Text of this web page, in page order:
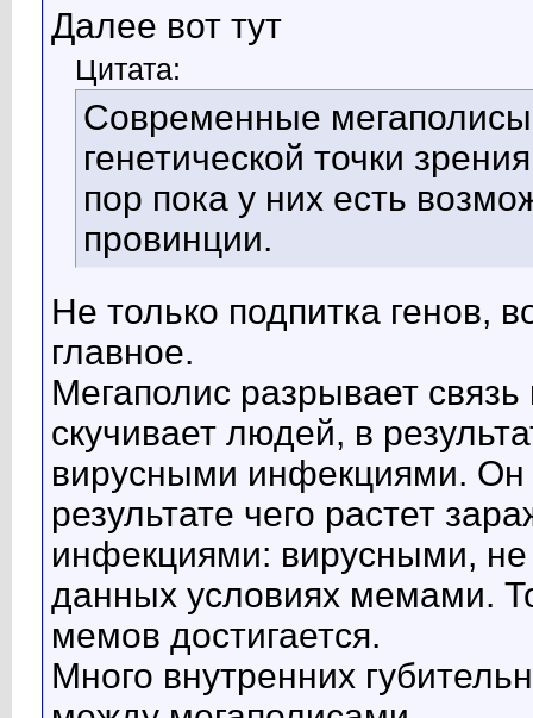
Далее вот тут
Цитата:
Современные
генетической точки
пор пока у них есть
провинции.
Не только подпитка генов,
главное.
Мегаполис разрывает
скучивает людей, в
вирусными инфекциями.
результате чего растет
инфекциями: вирусными,
данных условиях мемами.
мемов достигается.
Много внутренних